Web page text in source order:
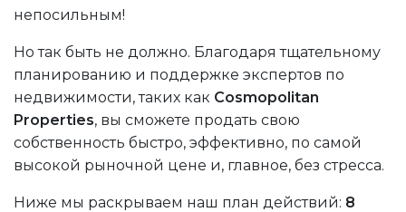
непосильным!
Но так быть не должно. Благодаря тщательному
планированию и поддержке экспертов по
недвижимости, таких как Cosmopolitan
Properties, вы сможете продать свою
собственность быстро, эффективно, по самой
высокой рыночной цене и, главное, без стресса.
Ниже мы раскрываем наш план действий: 8